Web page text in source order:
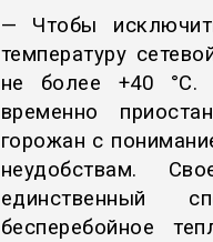
— Чтобы
температуру
не более +40 °C.
временно
горожан с
неудобствам.
единственный
бесперебойное